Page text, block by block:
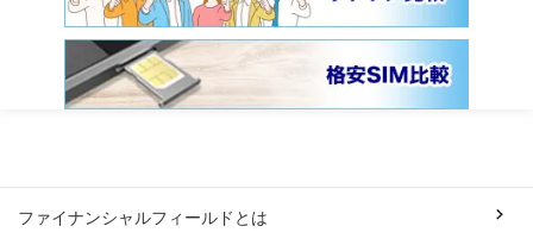
ファイナンシャルフィールドとは